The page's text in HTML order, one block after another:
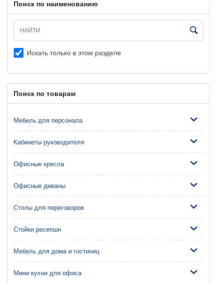
Поиск по наименованию
Искать только в этом разделе
Поиск по товарам
Мебель для персонала
Кабинеты руководителя
Офисные кресла
Офисные диваны
Столы для переговоров
Стойки ресепшн
Мебель для дома и гостиниц
Мини кухни для офиса